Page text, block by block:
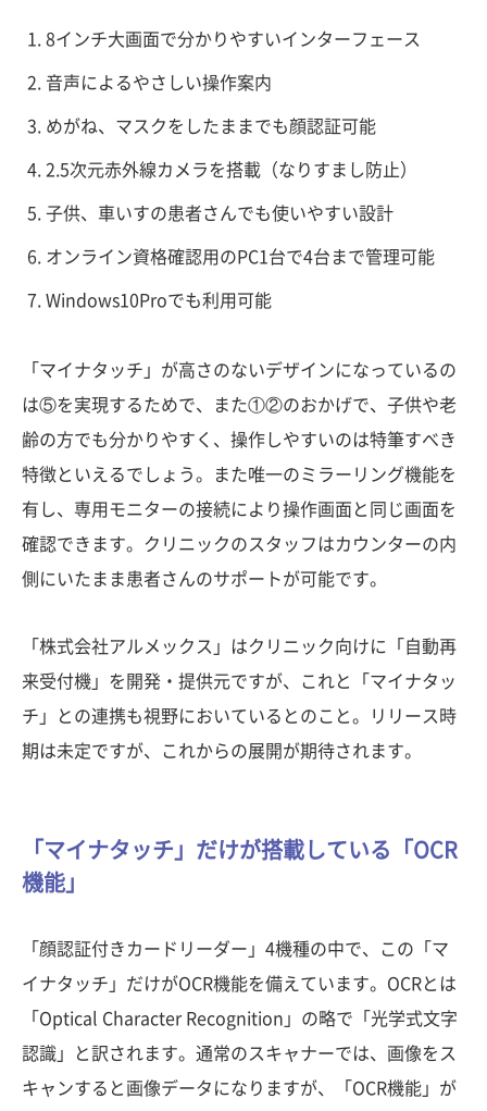
8インチ大画面で分かりやすいインターフェース
音声によるやさしい操作案内
めがね、マスクをしたままでも顔認証可能
2.5次元赤外線カメラを搭載（なりすまし防止）
子供、車いすの患者さんでも使いやすい設計
オンライン資格確認用のPC1台で4台まで管理可能
Windows10Proでも利用可能
「マイナタッチ」が高さのないデザインになっているの
は⑤を実現するためで、また①②のおかげで、子供や老
齢の方でも分かりやすく、操作しやすいのは特筆すべき
特徴といえるでしょう。また唯一のミラーリング機能を
有し、専用モニターの接続により操作画面と同じ画面を
確認できます。クリニックのスタッフはカウンターの内
側にいたまま患者さんのサポートが可能です。
「株式会社アルメックス」はクリニック向けに「自動再
来受付機」を開発・提供元ですが、これと「マイナタッ
チ」との連携も視野においているとのこと。リリース時
期は未定ですが、これからの展開が期待されます。
「マイナタッチ」だけが搭載している「OCR
機能」
「顔認証付きカードリーダー」4機種の中で、この「マ
イナタッチ」だけがOCR機能を備えています。OCRとは
「Optical Character Recognition」の略で「光学式文字
認識」と訳されます。通常のスキャナーでは、画像をス
キャンすると画像データになりますが、「OCR機能」が